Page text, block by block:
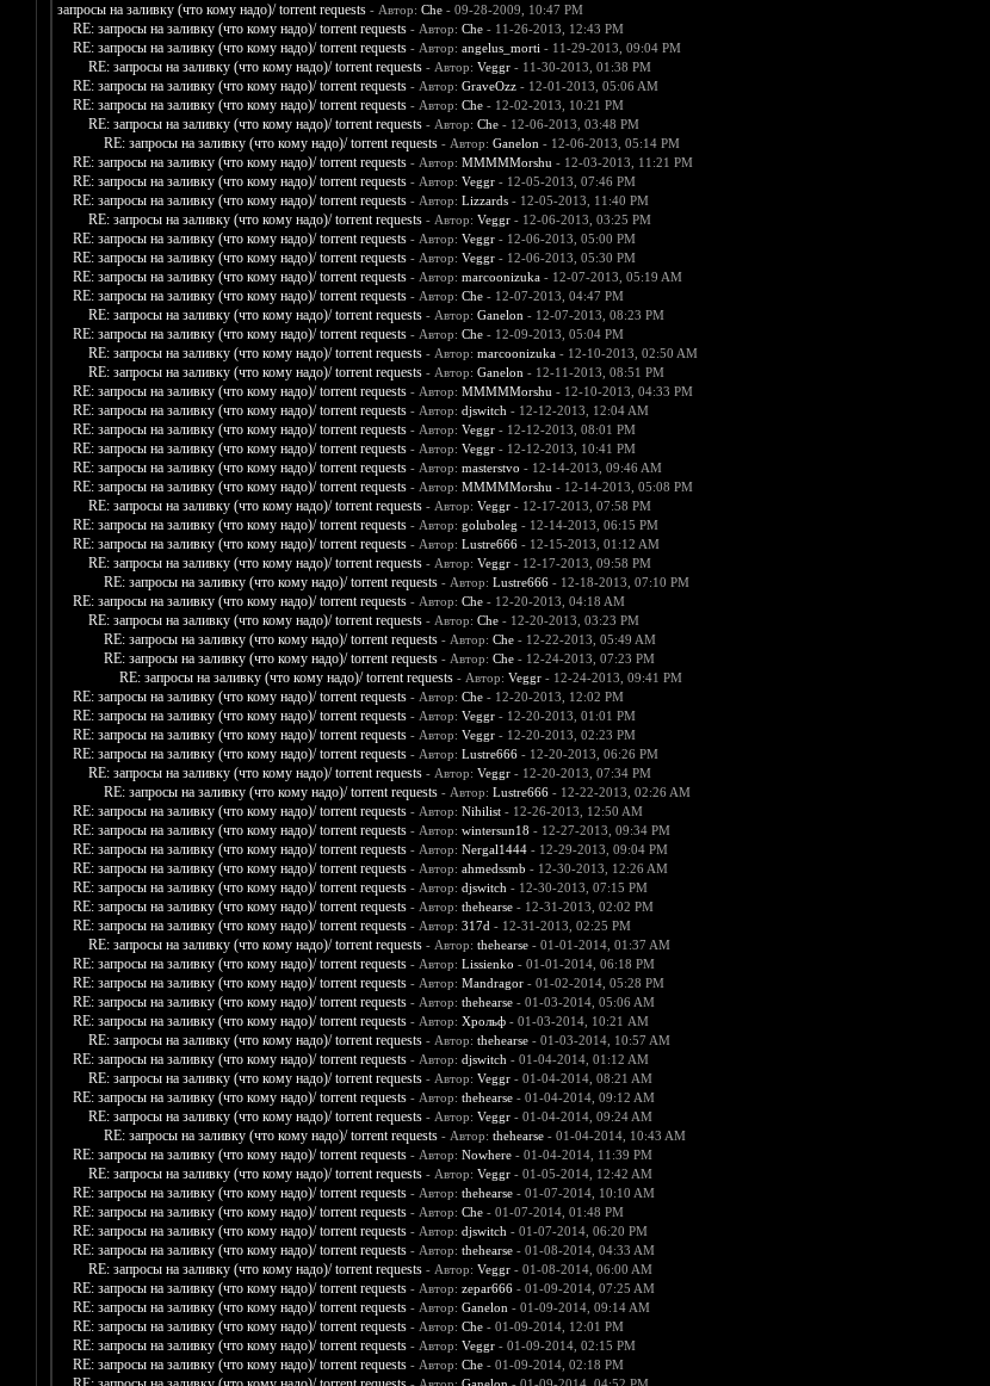
запросы на заливку (что кому надо)/ torrent requests - Автор: Che- 09-28-2009, 10:47 PM
RE: запросы на заливку (что кому надо)/ torrent requests - Автор: Che- 11-26-2013, 12:43 PM
RE: запросы на заливку (что кому надо)/ torrent requests - Автор: angelus_morti - 11-29-2013, 09:04 PM
RE: запросы на заливку (что кому надо)/ torrent requests - Автор: Veggr- 11-30-2013, 01:38 PM
RE: запросы на заливку (что кому надо)/ torrent requests - Автор: GraveOzz- 12-01-2013, 05:06 AM
RE: запросы на заливку (что кому надо)/ torrent requests - Автор: Che- 12-02-2013, 10:21 PM
RE: запросы на заливку (что кому надо)/ torrent requests - Автор: Che- 12-06-2013, 03:48 PM
RE: запросы на заливку (что кому надо)/ torrent requests - Автор: Ganelon - 12-06-2013, 05:14 PM
RE: запросы на заливку (что кому надо)/ torrent requests - Автор: MMMMMorshu - 12-03-2013, 11:21 PM
RE: запросы на заливку (что кому надо)/ torrent requests - Автор: Veggr- 12-05-2013, 07:46 PM
RE: запросы на заливку (что кому надо)/ torrent requests - Автор: Lizzards- 12-05-2013, 11:40 PM
RE: запросы на заливку (что кому надо)/ torrent requests - Автор: Veggr- 12-06-2013, 03:25 PM
RE: запросы на заливку (что кому надо)/ torrent requests - Автор: Veggr- 12-06-2013, 05:00 PM
RE: запросы на заливку (что кому надо)/ torrent requests - Автор: Veggr- 12-06-2013, 05:30 PM
RE: запросы на заливку (что кому надо)/ torrent requests - Автор: marcoonizuka- 12-07-2013, 05:19 AM
RE: запросы на заливку (что кому надо)/ torrent requests - Автор: Che- 12-07-2013, 04:47 PM
RE: запросы на заливку (что кому надо)/ torrent requests - Автор: Ganelon - 12-07-2013, 08:23 PM
RE: запросы на заливку (что кому надо)/ torrent requests - Автор: Che- 12-09-2013, 05:04 PM
RE: запросы на заливку (что кому надо)/ torrent requests - Автор: marcoonizuka- 12-10-2013, 02:50 AM
RE: запросы на заливку (что кому надо)/ torrent requests - Автор: Ganelon - 12-11-2013, 08:51 PM
RE: запросы на заливку (что кому надо)/ torrent requests - Автор: MMMMMorshu - 12-10-2013, 04:33 PM
RE: запросы на заливку (что кому надо)/ torrent requests - Автор: djswitch - 12-12-2013, 12:04 AM
RE: запросы на заливку (что кому надо)/ torrent requests - Автор: Veggr- 12-12-2013, 08:01 PM
RE: запросы на заливку (что кому надо)/ torrent requests - Автор: Veggr- 12-12-2013, 10:41 PM
RE: запросы на заливку (что кому надо)/ torrent requests - Автор: masterstvo - 12-14-2013, 09:46 AM
RE: запросы на заливку (что кому надо)/ torrent requests - Автор: MMMMMorshu - 12-14-2013, 05:08 PM
RE: запросы на заливку (что кому надо)/ torrent requests - Автор: Veggr- 12-17-2013, 07:58 PM
RE: запросы на заливку (что кому надо)/ torrent requests - Автор: goluboleg - 12-14-2013, 06:15 PM
RE: запросы на заливку (что кому надо)/ torrent requests - Автор: Lustre666- 12-15-2013, 01:12 AM
RE: запросы на заливку (что кому надо)/ torrent requests - Автор: Veggr- 12-17-2013, 09:58 PM
RE: запросы на заливку (что кому надо)/ torrent requests - Автор: Lustre666- 12-18-2013, 07:10 PM
RE: запросы на заливку (что кому надо)/ torrent requests - Автор: Che- 12-20-2013, 04:18 AM
RE: запросы на заливку (что кому надо)/ torrent requests - Автор: Che- 12-20-2013, 03:23 PM
RE: запросы на заливку (что кому надо)/ torrent requests - Автор: Che- 12-22-2013, 05:49 AM
RE: запросы на заливку (что кому надо)/ torrent requests - Автор: Che- 12-24-2013, 07:23 PM
RE: запросы на заливку (что кому надо)/ torrent requests - Автор: Veggr- 12-24-2013, 09:41 PM
RE: запросы на заливку (что кому надо)/ torrent requests - Автор: Che- 12-20-2013, 12:02 PM
RE: запросы на заливку (что кому надо)/ torrent requests - Автор: Veggr- 12-20-2013, 01:01 PM
RE: запросы на заливку (что кому надо)/ torrent requests - Автор: Veggr- 12-20-2013, 02:23 PM
RE: запросы на заливку (что кому надо)/ torrent requests - Автор: Lustre666- 12-20-2013, 06:26 PM
RE: запросы на заливку (что кому надо)/ torrent requests - Автор: Veggr- 12-20-2013, 07:34 PM
RE: запросы на заливку (что кому надо)/ torrent requests - Автор: Lustre666- 12-22-2013, 02:26 AM
RE: запросы на заливку (что кому надо)/ torrent requests - Автор: Nihilist- 12-26-2013, 12:50 AM
RE: запросы на заливку (что кому надо)/ torrent requests - Автор: wintersun18 - 12-27-2013, 09:34 PM
RE: запросы на заливку (что кому надо)/ torrent requests - Автор: Nergal1444- 12-29-2013, 09:04 PM
RE: запросы на заливку (что кому надо)/ torrent requests - Автор: ahmedssmb - 12-30-2013, 12:26 AM
RE: запросы на заливку (что кому надо)/ torrent requests - Автор: djswitch - 12-30-2013, 07:15 PM
RE: запросы на заливку (что кому надо)/ torrent requests - Автор: thehearse- 12-31-2013, 02:02 PM
RE: запросы на заливку (что кому надо)/ torrent requests - Автор: 317d - 12-31-2013, 02:25 PM
RE: запросы на заливку (что кому надо)/ torrent requests - Автор: thehearse- 01-01-2014, 01:37 AM
RE: запросы на заливку (что кому надо)/ torrent requests - Автор: Lissienko - 01-01-2014, 06:18 PM
RE: запросы на заливку (что кому надо)/ torrent requests - Автор: Mandragor- 01-02-2014, 05:28 PM
RE: запросы на заливку (что кому надо)/ torrent requests - Автор: thehearse- 01-03-2014, 05:06 AM
RE: запросы на заливку (что кому надо)/ torrent requests - Автор: Хрольф- 01-03-2014, 10:21 AM
RE: запросы на заливку (что кому надо)/ torrent requests - Автор: thehearse- 01-03-2014, 10:57 AM
RE: запросы на заливку (что кому надо)/ torrent requests - Автор: djswitch - 01-04-2014, 01:12 AM
RE: запросы на заливку (что кому надо)/ torrent requests - Автор: Veggr- 01-04-2014, 08:21 AM
RE: запросы на заливку (что кому надо)/ torrent requests - Автор: thehearse- 01-04-2014, 09:12 AM
RE: запросы на заливку (что кому надо)/ torrent requests - Автор: Veggr- 01-04-2014, 09:24 AM
RE: запросы на заливку (что кому надо)/ torrent requests - Автор: thehearse- 01-04-2014, 10:43 AM
RE: запросы на заливку (что кому надо)/ torrent requests - Автор: Nowhere- 01-04-2014, 11:39 PM
RE: запросы на заливку (что кому надо)/ torrent requests - Автор: Veggr- 01-05-2014, 12:42 AM
RE: запросы на заливку (что кому надо)/ torrent requests - Автор: thehearse- 01-07-2014, 10:10 AM
RE: запросы на заливку (что кому надо)/ torrent requests - Автор: Che- 01-07-2014, 01:48 PM
RE: запросы на заливку (что кому надо)/ torrent requests - Автор: djswitch - 01-07-2014, 06:20 PM
RE: запросы на заливку (что кому надо)/ torrent requests - Автор: thehearse- 01-08-2014, 04:33 AM
RE: запросы на заливку (что кому надо)/ torrent requests - Автор: Veggr- 01-08-2014, 06:00 AM
RE: запросы на заливку (что кому надо)/ torrent requests - Автор: zepar666- 01-09-2014, 07:25 AM
RE: запросы на заливку (что кому надо)/ torrent requests - Автор: Ganelon - 01-09-2014, 09:14 AM
RE: запросы на заливку (что кому надо)/ torrent requests - Автор: Che- 01-09-2014, 12:01 PM
RE: запросы на заливку (что кому надо)/ torrent requests - Автор: Veggr- 01-09-2014, 02:15 PM
RE: запросы на заливку (что кому надо)/ torrent requests - Автор: Che- 01-09-2014, 02:18 PM